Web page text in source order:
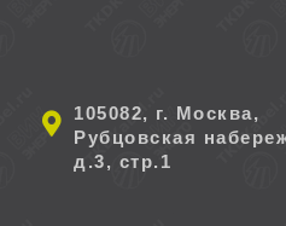
105082, г. Москва,
Рубцовская
д.3, стр.1